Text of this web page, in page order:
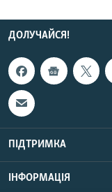
ДОЛУЧАЙСЯ!
ПІДТРИМКА
ІНФОРМАЦІЯ